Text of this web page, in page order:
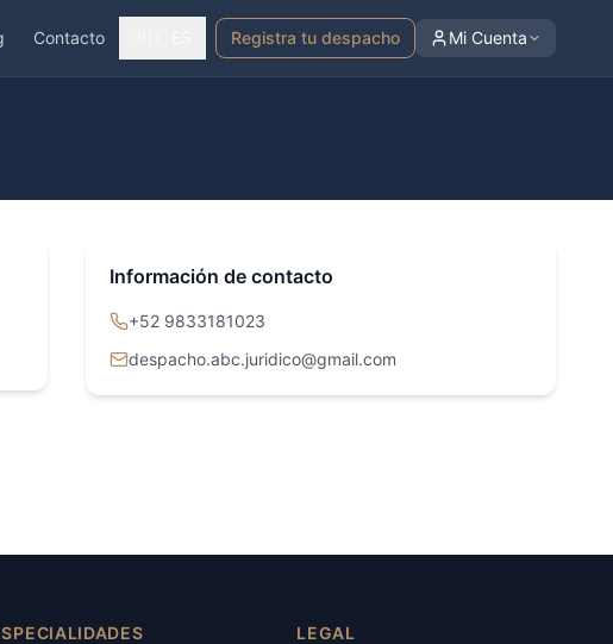
Contacto Registra tu despacho Mi Cuenta
Información de contacto
+52 9833181023
despacho.abc.juridico@gmail.com
LEGAL